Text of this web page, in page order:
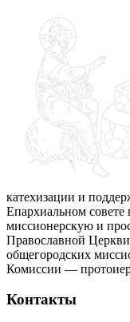
катехизации и
Епархиальном
миссионерскую и
Православной
общегородских
Комиссии —
Контакты